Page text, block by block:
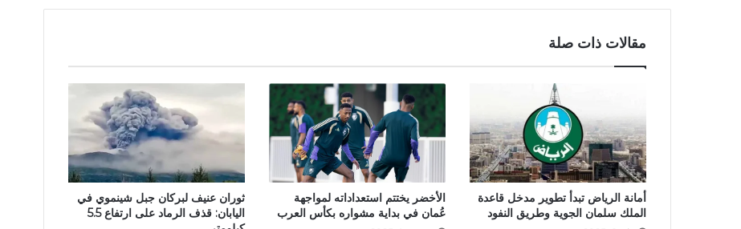
مقالات ذات صلة
أمانة الرياض تبدأ تطوير مدخل قاعدة
الملك سلمان الجوية وطريق النفود
الأخضر يختتم استعداداته لمواجهة
عُمان في بداية مشواره بكأس العرب
ثوران عنيف لبركان جبل شينموي في
اليابان: قذف الرماد على ارتفاع 5.5